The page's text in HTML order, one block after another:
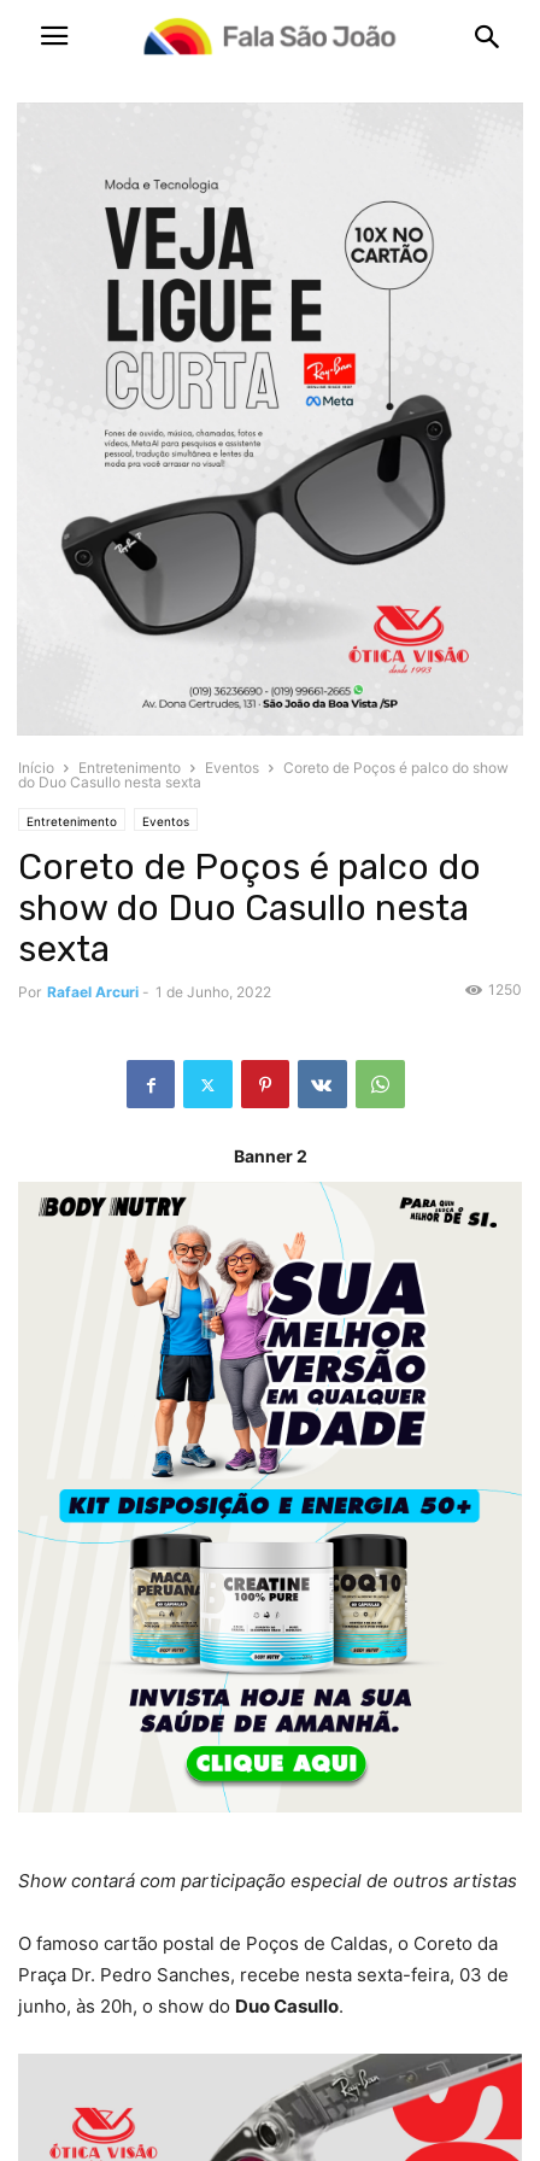
Início Entretenimento Eventos
Coreto de Poços é palco do show
do Duo Casullo nesta sexta
Entretenimento Eventos
Coreto de Poços é palco do
show do Duo Casullo nesta
sexta
Por Rafael Arcuri - 1 de Junho, 2022 1250
Banner 2
Show contará com participação especial de outros artistas
O famoso cartão postal de Poços de Caldas, o Coreto da
Praça Dr. Pedro Sanches, recebe nesta sexta-feira, 03 de
junho, às 20h, o show do Duo Casullo.